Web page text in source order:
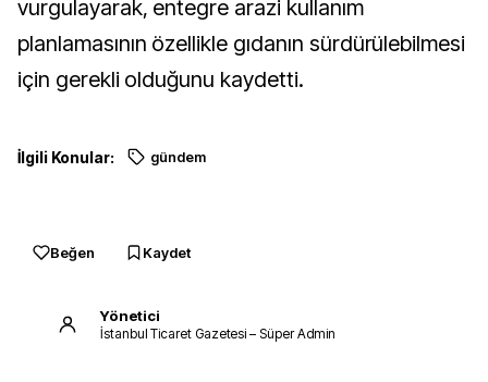
vurgulayarak, entegre arazi kullanım
planlamasının özellikle gıdanın sürdürülebilmesi
için gerekli olduğunu kaydetti.
İlgili Konular: gündem
Beğen Kaydet
Yönetici
İstanbul Ticaret Gazetesi – Süper Admin